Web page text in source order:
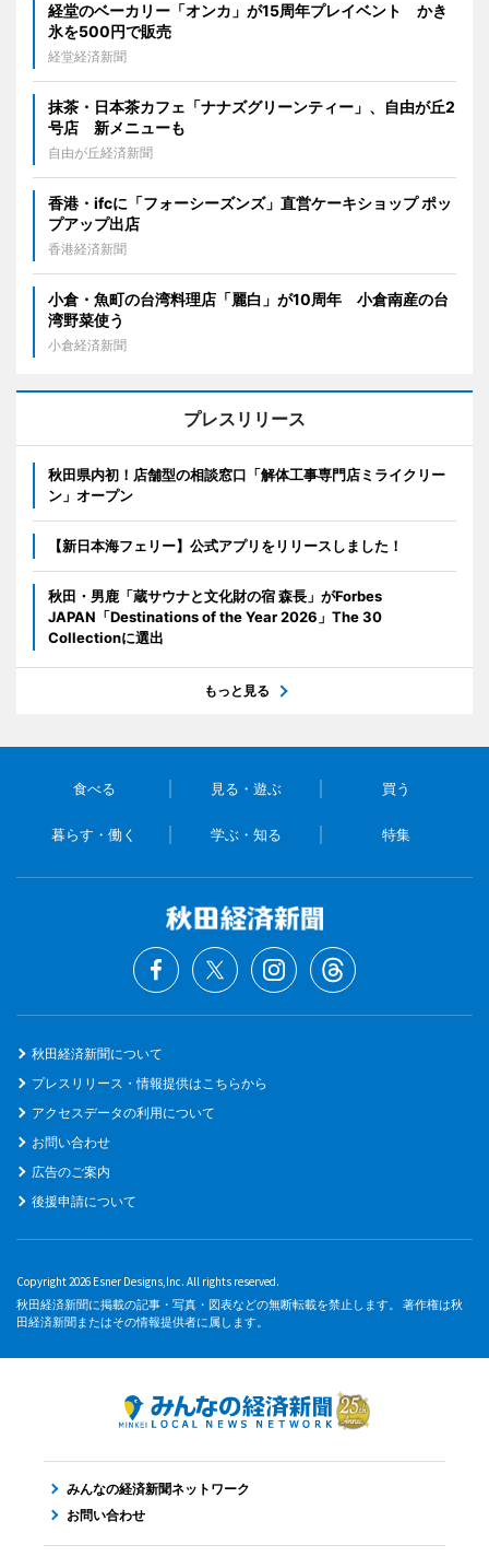
経堂のベーカリー「オンカ」が15周年プレイベント かき
氷を500円で販売
経堂経済新聞
抹茶・日本茶カフェ「ナナズグリーンティー」、自由が丘2
号店 新メニューも
自由が丘経済新聞
香港・ifcに「フォーシーズンズ」直営ケーキショップ ポッ
プアップ出店
香港経済新聞
小倉・魚町の台湾料理店「麗白」が10周年 小倉南産の台
湾野菜使う
小倉経済新聞
プレスリリース
秋田県内初！店舗型の相談窓口「解体工事専門店ミライクリー
ン」オープン
【新日本海フェリー】公式アプリをリリースしました！
秋田・男鹿「蔵サウナと文化財の宿 森長」がForbes
JAPAN「Destinations of the Year 2026」The 30
Collectionに選出
もっと見る
食べる 見る・遊ぶ 買う
暮らす・働く 学ぶ・知る 特集
秋田経済新聞について
プレスリリース・情報提供はこちらから
アクセスデータの利用について
お問い合わせ
広告のご案内
後援申請について
Copyright 2026 Esner Designs,Inc. All rights reserved.
秋田経済新聞に掲載の記事・写真・図表などの無断転載を禁止します。 著作権は秋
田経済新聞またはその情報提供者に属します。
みんなの経済新聞ネットワーク
お問い合わせ